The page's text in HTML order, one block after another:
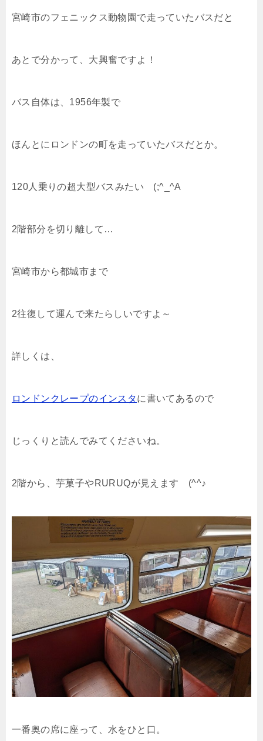
宮崎市のフェニックス動物園で走っていたバスだと
あとで分かって、大興奮ですよ！
バス自体は、1956年製で
ほんとにロンドンの町を走っていたバスだとか。
120人乗りの超大型バスみたい (;^_^A
2階部分を切り離して…
宮崎市から都城市まで
2往復して運んで来たらしいですよ～
詳しくは、
ロンドンクレープのインスタに書いてあるので
じっくりと読んでみてくださいね。
2階から、芋菓子やRURUQが見えます (^^♪
一番奥の席に座って、水をひと口。